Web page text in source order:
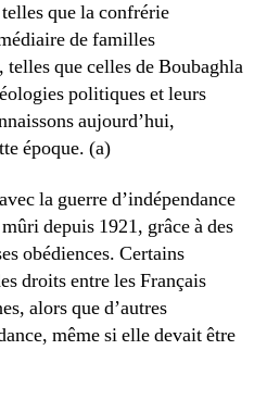
que la confrérie
de familles
que celles de Boubaghla
politiques et leurs
aujourd’hui,
époque. (a)
la guerre d’indépendance
depuis 1921, grâce à des
obédiences. Certains
droits entre les Français
alors que d’autres
même si elle devait être